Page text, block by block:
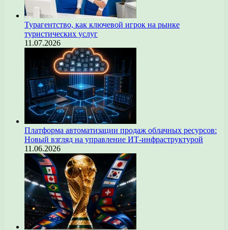
Турагентство, как ключевой игрок на рынке
туристических услуг
11.07.2026
Платформа автоматизации продаж облачных ресурсов:
Новый взгляд на управление ИТ-инфраструктурой
11.06.2026